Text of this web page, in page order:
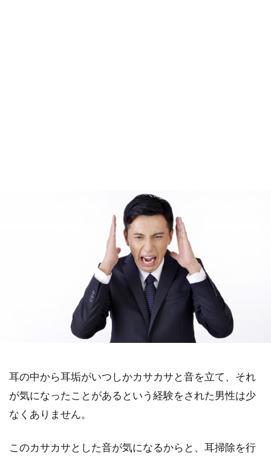
耳の中から耳垢がいつしかカサカサと音を立て、それ
が気になったことがあるという経験をされた男性は少
なくありません。
このカサカサとした音が気になるからと、耳掃除を行